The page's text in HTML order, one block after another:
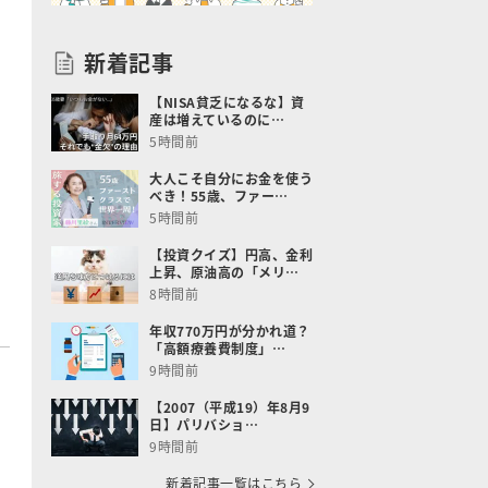
新着記事
【NISA貧乏になるな】資
産は増えているのに…
5時間前
大人こそ自分にお金を使う
べき！55歳、ファー…
5時間前
【投資クイズ】円高、金利
上昇、原油高の「メリ…
8時間前
年収770万円が分かれ道？
「高額療養費制度」…
9時間前
【2007（平成19）年8月9
日】パリバショ…
9時間前
新着記事一覧はこちら